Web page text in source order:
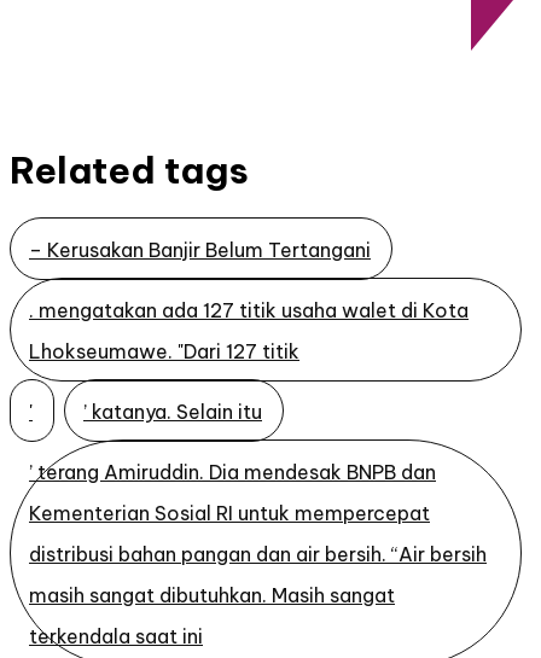
Related tags
– Kerusakan Banjir Belum Tertangani
. mengatakan ada 127 titik usaha walet di Kota
Lhokseumawe. "Dari 127 titik
' ’ katanya. Selain itu
’ terang Amiruddin. Dia mendesak BNPB dan
Kementerian Sosial RI untuk mempercepat
distribusi bahan pangan dan air bersih. “Air bersih
masih sangat dibutuhkan. Masih sangat
terkendala saat ini